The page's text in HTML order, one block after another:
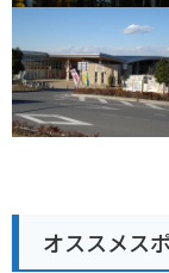
オススメス